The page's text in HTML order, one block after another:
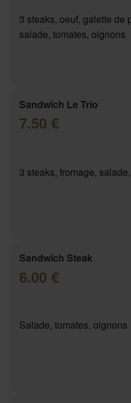
3 steaks, oeuf, galette de
salade, tomates, oignons
Sandwich Le Trio
7.50 €
3 steaks, fromage,
Sandwich Steak
6.00 €
Salade, tomates, oignons